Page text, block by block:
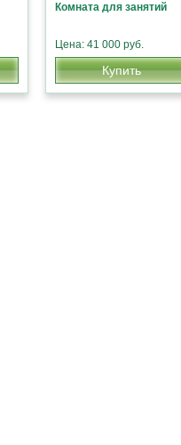
Комната для занятий
Цена: 41 000 руб.
Купить